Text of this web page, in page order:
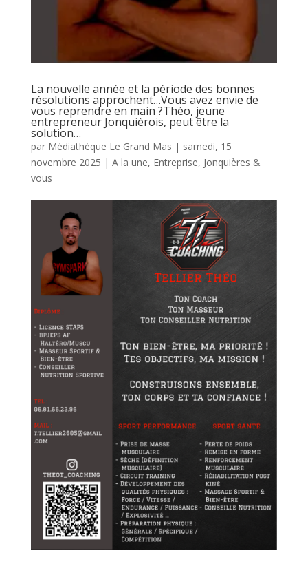
La nouvelle année et la période des bonnes
résolutions approchent…Vous avez envie de
vous reprendre en main ?Théo, jeune
entrepreneur Jonquièrois, peut être la
solution…
par Médiathèque Le Grand Mas | samedi, 15
novembre 2025 | A la une, Entreprise, Jonquières &
vous